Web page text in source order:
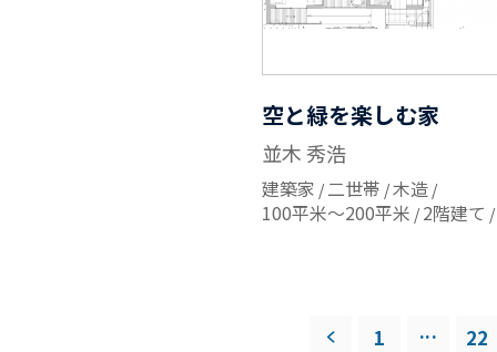
空と緑を楽しむ家
並木 秀浩
建築家 二世帯 木造
100平米～200平米 2階建て
1 ... 22